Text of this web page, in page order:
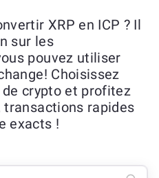
XRP en ICP ? Il
sur les
pouvez utiliser
Choisissez
crypto et profitez
transactions rapides
exacts !